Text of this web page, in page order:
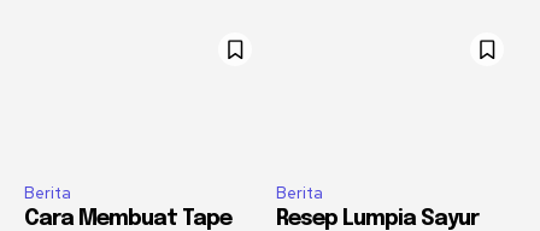
Berita
Cara Membuat Tape
Berita
Resep Lumpia Sayur